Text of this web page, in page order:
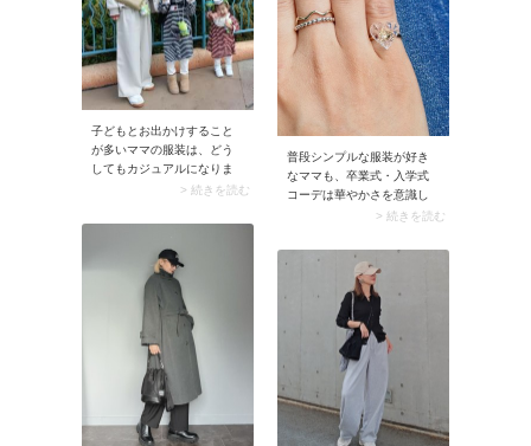
子どもとお出かけすること
が多いママの服装は、どう
してもカジュアルになりま
すよね。そんなカジュアル
な赤ニットなど、ちょっぴ
を加えてみましょう。それ
だけで全身こなれたスタイ
リングに変身できちゃいま
> 続きを読む
普段シンプルな服装が好き
なママも、卒業式・入学式
コーデは華やかさを意識し
てみましょう。アクセサリ
た瞬間の印象が変わりま
す。手持ちのアクセサリー
をプラスして、特別感ある
フォーマルスタイルに仕上
げちゃいましょう。
> 続きを読む